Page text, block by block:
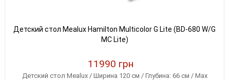
Детский стол Mealux Hamilton Multicolor G Lite (BD-680 W/G
MC Lite)
11990 грн
Детский стол Mealux / Ширина 120 см / Глубина: 66 см / Max